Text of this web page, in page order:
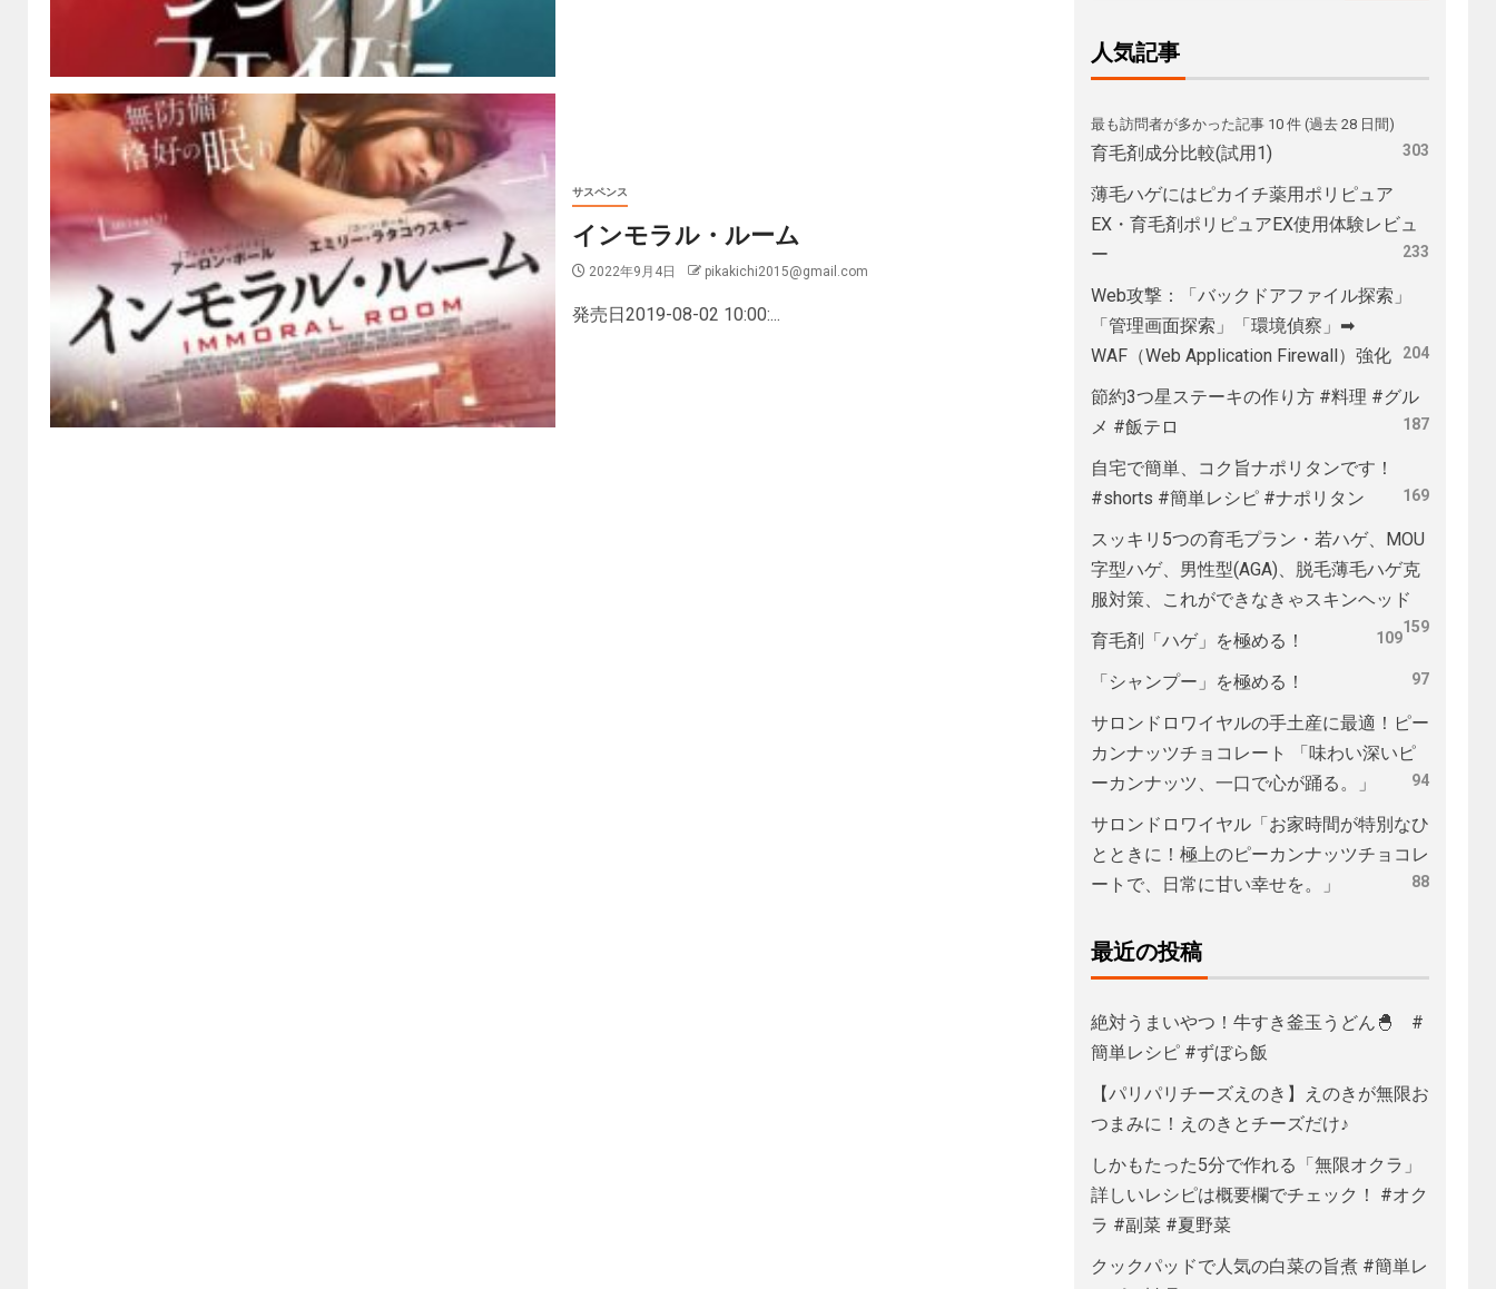
サスペンス
インモラル・ルーム
2022年9月4日 pikakichi2015@gmail.com
発売日2019-08-02 10:00:...
人気記事
最も訪問者が多かった記事 10 件 (過去 28 日間)
育毛剤成分比較(試用1) 303
薄毛ハゲにはピカイチ薬用ポリピュア
EX・育毛剤ポリピュアEX使用体験レビュ
ー
233
Web攻撃：「バックドアファイル探索」
「管理画面探索」「環境偵察」➡
WAF（Web Application Firewall）強化
204
節約3つ星ステーキの作り方 #料理 #グル
メ #飯テロ
187
自宅で簡単、コク旨ナポリタンです！
#shorts #簡単レシピ #ナポリタン
169
スッキリ5つの育毛プラン・若ハゲ、MOU
字型ハゲ、男性型(AGA)、脱毛薄毛ハゲ克
服対策、これができなきゃスキンヘッド
159
育毛剤「ハゲ」を極める！ 109
「シャンプー」を極める！ 97
サロンドロワイヤルの手土産に最適！ピー
カンナッツチョコレート 「味わい深いピ
ーカンナッツ、一口で心が踊る。」
94
サロンドロワイヤル「お家時間が特別なひ
とときに！極上のピーカンナッツチョコレ
ートで、日常に甘い幸せを。」
88
最近の投稿
絶対うまいやつ！牛すき釜玉うどん🐣 #
簡単レシピ #ずぼら飯
【パリパリチーズえのき】えのきが無限お
つまみに！えのきとチーズだけ♪
しかもたった5分で作れる「無限オクラ」
詳しいレシピは概要欄でチェック！ #オク
ラ #副菜 #夏野菜
クックパッドで人気の白菜の旨煮 #簡単レ